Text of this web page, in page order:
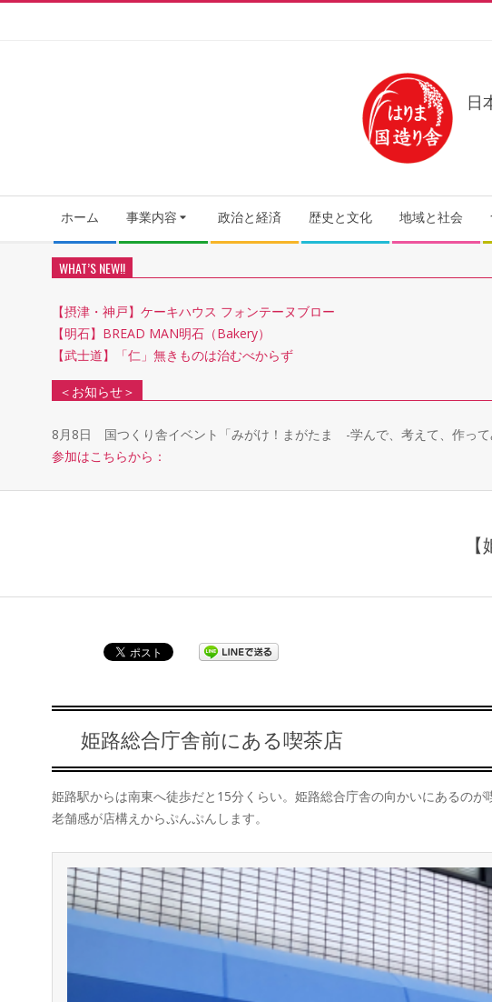
日
Navigation
Menu
ホーム 事業内容 政治と経済 歴史と文化 地域と社会
WHAT’S NEW!!
【摂津・神戸】ケーキハウス フォンテーヌブロー
【明石】BREAD MAN明石（Bakery）
【武士道】「仁」無きものは治むべからず
＜お知らせ＞
8月8日 国つくり舎イベント「みがけ！まがたま -学んで、考えて、作って
参加はこちらから：
姫路総合庁舎前にある喫茶店
姫路駅からは南東へ徒歩だと15分くらい。姫路総合庁舎の向かいにあるのが
老舗感が店構えからぷんぷんします。